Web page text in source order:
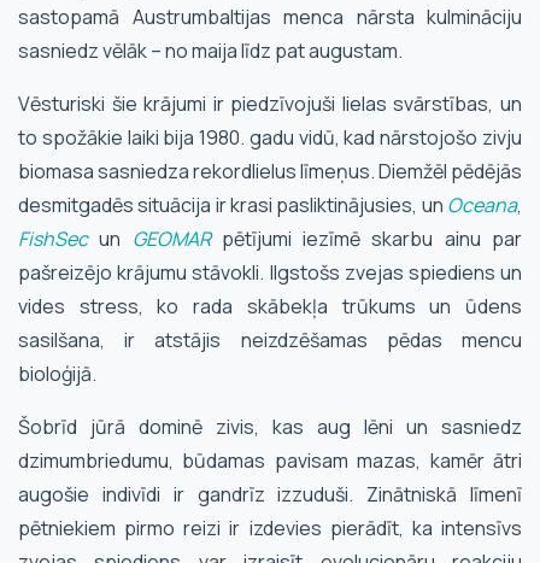
sastopamā Austrumbaltijas menca nārsta kulmināciju
sasniedz vēlāk – no maija līdz pat augustam.
Vēsturiski šie krājumi ir piedzīvojuši lielas svārstības, un
to spožākie laiki bija 1980. gadu vidū, kad nārstojošo zivju
biomasa sasniedza rekordlielus līmeņus. Diemžēl pēdējās
desmitgadēs situācija ir krasi pasliktinājusies, un Oceana,
FishSecun GEOMAR pētījumi iezīmē skarbu ainu par
pašreizējo krājumu stāvokli. Ilgstošs zvejas spiediens un
vides stress, ko rada skābekļa trūkums un ūdens
sasilšana, ir atstājis neizdzēšamas pēdas mencu
bioloģijā.
Šobrīd jūrā dominē zivis, kas aug lēni un sasniedz
dzimumbriedumu, būdamas pavisam mazas, kamēr ātri
augošie indivīdi ir gandrīz izzuduši. Zinātniskā līmenī
pētniekiem pirmo reizi ir izdevies pierādīt, ka intensīvs